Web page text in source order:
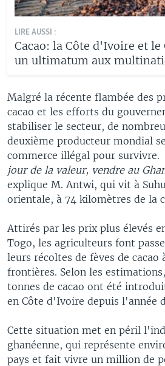
LIRE AUSSI :
Cacao: la Côte d'Ivoire et le
un ultimatum aux
Malgré la récente flambée des
cacao et les efforts du
stabiliser le secteur, de
deuxième producteur mondial
commerce illégal pour survivre.
jour de la valeur, vendre au
explique M. Antwi, qui vit à
orientale, à 74 kilomètres de la
Attirés par les prix plus élevés
Togo, les agriculteurs font
leurs récoltes de fèves de cacao
frontières. Selon les
tonnes de cacao ont été
en Côte d'Ivoire depuis l'année
Cette situation met en péril
ghanéenne, qui représente
pays et fait vivre un million de